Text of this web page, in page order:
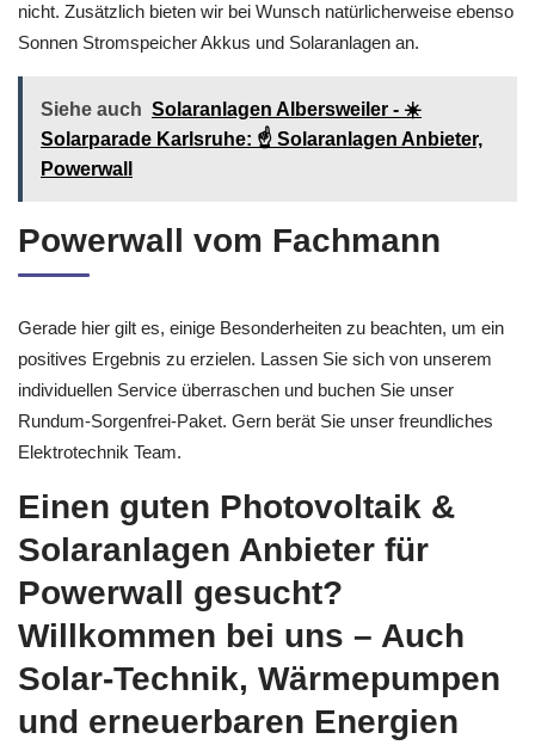
nicht. Zusätzlich bieten wir bei Wunsch natürlicherweise ebenso
Sonnen Stromspeicher Akkus und Solaranlagen an.
Siehe auch Solaranlagen Albersweiler - ☀️
Solarparade Karlsruhe: ☝️ Solaranlagen Anbieter,
Powerwall
Powerwall vom Fachmann
Gerade hier gilt es, einige Besonderheiten zu beachten, um ein
positives Ergebnis zu erzielen. Lassen Sie sich von unserem
individuellen Service überraschen und buchen Sie unser
Rundum-Sorgenfrei-Paket. Gern berät Sie unser freundliches
Elektrotechnik Team.
Einen guten Photovoltaik &
Solaranlagen Anbieter für
Powerwall gesucht?
Willkommen bei uns – Auch
Solar-Technik, Wärmepumpen
und erneuerbaren Energien